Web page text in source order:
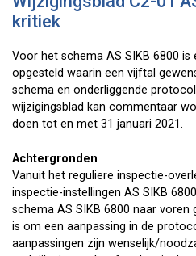
kritiek
Voor het schema AS SIKB 6800 is
opgesteld waarin een vijftal
schema en onderliggende
wijzigingsblad kan commentaar
doen tot en met 31 januari 2021.
Achtergronden
Vanuit het reguliere inspectie-
inspectie-instellingen AS SIKB
schema AS SIKB 6800 naar
is om een aanpassing in de
aanpassingen zijn wenselijk/